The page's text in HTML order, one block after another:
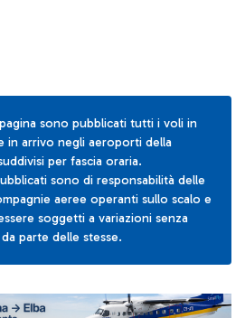
sono pubblicati tutti i voli in
in arrivo negli aeroporti della
per fascia oraria.
sono di responsabilità delle
aeree operanti sullo scalo e
soggetti a variazioni senza
parte delle stesse.